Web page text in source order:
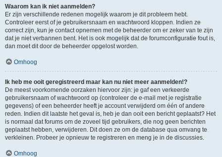
Waarom kan ik niet aanmelden?
Er zijn verschillende redenen mogelijk waarom je dit probleem hebt.
Controleer eerst of je gebruikersnaam en wachtwoord kloppen. Indien ze
correct zijn, kun je contact opnemen met de beheerder om er zeker van te zijn
dat je niet verbannen bent. Het is ook mogelijk dat de forumconfiguratie fout is,
dan moet dit door de beheerder opgelost worden.
Omhoog
Ik heb me ooit geregistreerd maar kan nu niet meer aanmelden!?
De meest voorkomende oorzaken hiervoor zijn: je gaf een verkeerde
gebruikersnaam of wachtwoord op (controleer de e-mail met je registratie
gegevens) of een beheerder heeft je account verwijderd om één of andere
reden. Indien dit laatste het geval is, heb je dan ooit een bericht geplaatst? Het
is normaal dat forums om de zoveel tijd gebruikers, die nog geen berichten
geplaatst hebben, verwijderen. Dit doen ze om de database qua omvang te
verkleinen. Probeer je opnieuw te registreren en meng je in de discussies.
Omhoog